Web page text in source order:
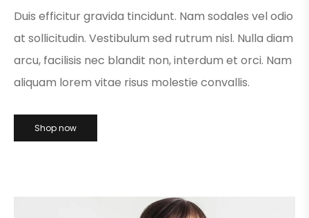
Duis efficitur gravida tincidunt. Nam sodales vel odio
at sollicitudin. Vestibulum sed rutrum nisl. Nulla diam
arcu, facilisis nec blandit non, interdum et orci. Nam
aliquam lorem vitae risus molestie convallis.
Shop now